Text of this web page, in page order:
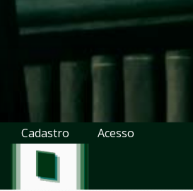
Cadastro Acesso